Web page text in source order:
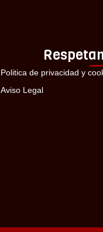
Politica de privacidad y
Aviso Legal